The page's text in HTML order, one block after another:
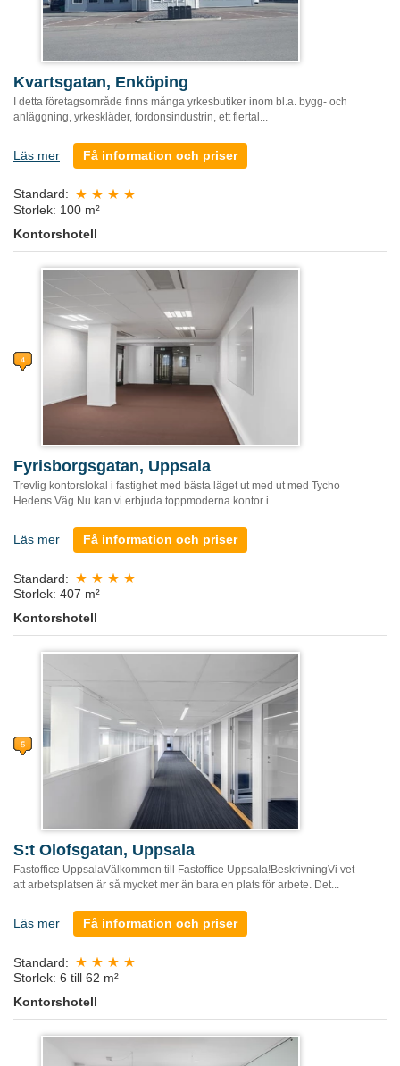
Kvartsgatan, Enköping
I detta företagsområde finns många yrkesbutiker inom bl.a. bygg- och
anläggning, yrkeskläder, fordonsindustrin, ett flertal...
Läs mer Få information och priser
Standard:
Storlek: 100 m²
Kontorshotell
Fyrisborgsgatan, Uppsala
Trevlig kontorslokal i fastighet med bästa läget ut med ut med Tycho
Hedens Väg Nu kan vi erbjuda toppmoderna kontor i...
Läs mer Få information och priser
Standard:
Storlek: 407 m²
Kontorshotell
S:t Olofsgatan, Uppsala
Fastoffice UppsalaVälkommen till Fastoffice Uppsala!BeskrivningVi vet
att arbetsplatsen är så mycket mer än bara en plats för arbete. Det...
Läs mer Få information och priser
Standard:
Storlek: 6 till 62 m²
Kontorshotell